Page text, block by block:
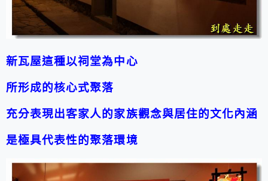
新瓦屋這種以祠堂為中心
所形成的核心式聚落
充分表現出客家人的家族觀念與居住的文化內涵
是極具代表性的聚落環境